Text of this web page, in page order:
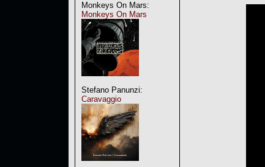
Monkeys On Mars:
Monkeys On Mars
Stefano Panunzi:
Caravaggio